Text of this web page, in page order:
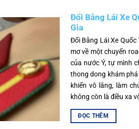
Đổi Bằng Lái Xe
Gia
Đổi Bằng Lái Xe Quốc
mơ về một chuyến
của nước Ý, tự mình
thong dong khám
khiển vô lăng, làm
không còn là điều xa
ĐỌC THÊM